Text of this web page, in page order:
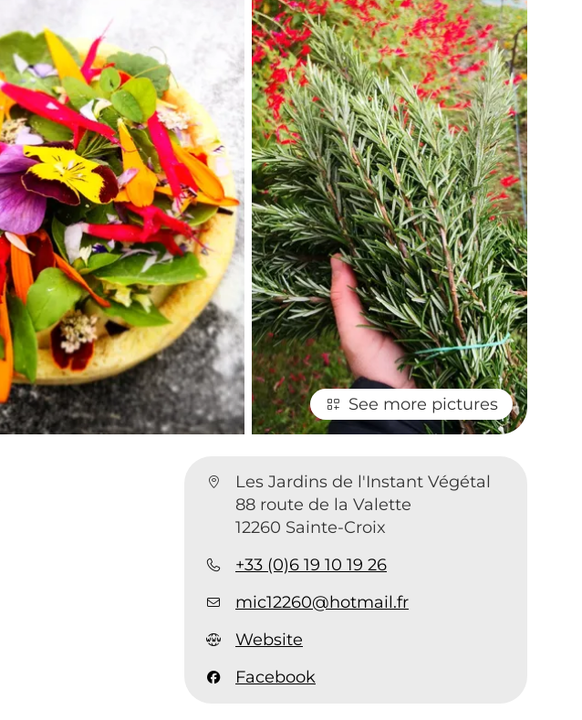
See more pictures
Les Jardins de l'Instant Végétal
88 route de la Valette
12260 Sainte-Croix
+33 (0)6 19 10 19 26
mic12260@hotmail.fr
Website
Facebook